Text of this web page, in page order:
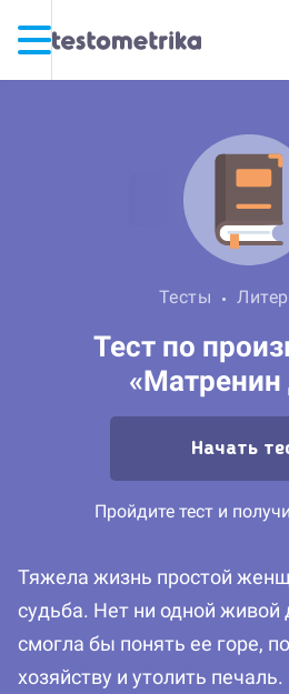
Тесты
Тест по
«Матренин
Начать
Пройдите тест и
Тяжела жизнь простой
судьба. Нет ни одной живой
смогла бы понять ее горе,
хозяйству и утолить